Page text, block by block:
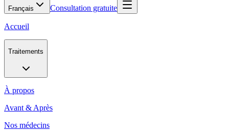
Français Consultation gratuite
Accueil
Traitements
À propos
Avant & Après
Nos médecins